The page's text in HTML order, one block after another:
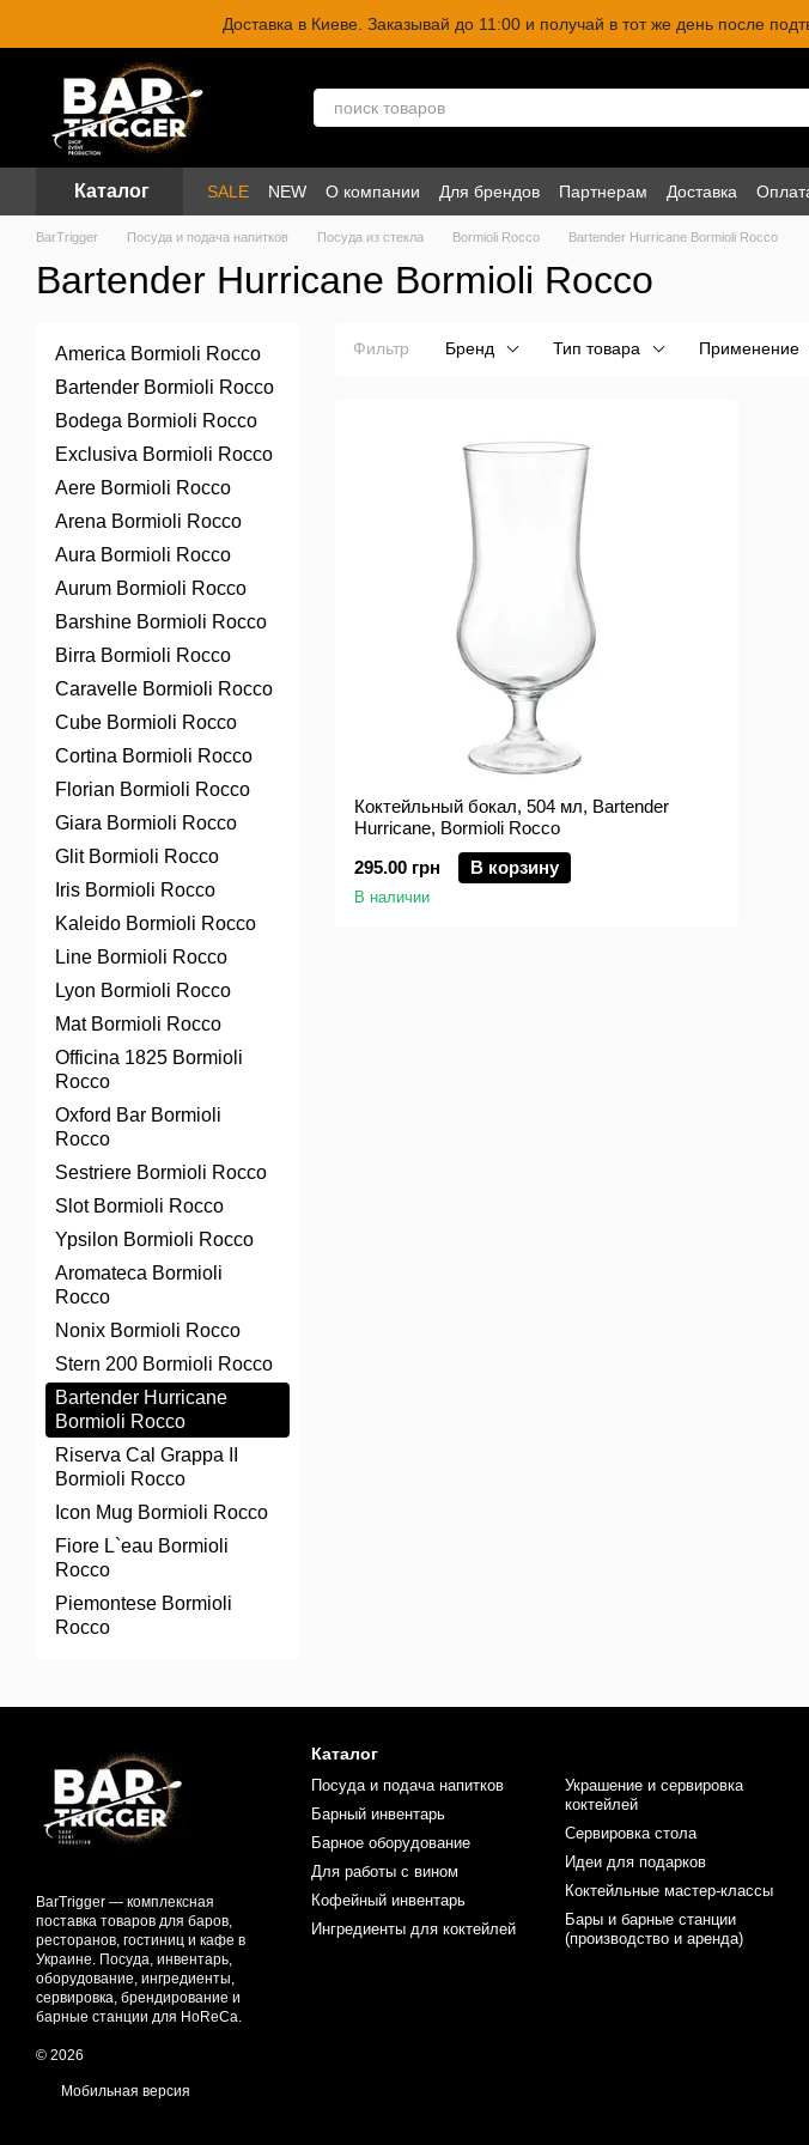
Перейти к основному контентуДоставка в Киеве. Заказывай до 11:00 и получай в тот же день после
Каталог SALE NEW О компании Для брендов Партнерам Доставка
BarTrigger Посуда и подача напитков Посуда из стекла Bormioli Rocco Bartender Hurricane Bormioli Rocco
Bartender Hurricane Bormioli Rocco
Фильтр Бренд Тип товара Применение
Коктейльный бокал, 504 мл, Bartender
Hurricane, Bormioli Rocco
295.00 грн
В корзину
В наличии
America Bormioli Rocco
Bartender Bormioli Rocco
Bodega Bormioli Rocco
Exclusiva Bormioli Rocco
Aere Bormioli Rocco
Arena Bormioli Rocco
Aura Bormioli Rocco
Aurum Bormioli Rocco
Barshine Bormioli Rocco
Birra Bormioli Rocco
Caravelle Bormioli Rocco
Cube Bormioli Rocco
Cortina Bormioli Rocco
Florian Bormioli Rocco
Giara Bormioli Rocco
Glit Bormioli Rocco
Iris Bormioli Rocco
Kaleido Bormioli Rocco
Line Bormioli Rocco
Lyon Bormioli Rocco
Mat Bormioli Rocco
Officina 1825 Bormioli
Rocco
Oxford Bar Bormioli
Rocco
Sestriere Bormioli Rocco
Slot Bormioli Rocco
Ypsilon Bormioli Rocco
Aromateca Bormioli
Rocco
Nonix Bormioli Rocco
Stern 200 Bormioli Rocco
Bartender Hurricane
Bormioli Rocco
Riserva Cal Grappa II
Bormioli Rocco
Icon Mug Bormioli Rocco
Fiore L`eau Bormioli
Rocco
Piemontese Bormioli
Rocco
BarTrigger — комплексная
поставка товаров для баров,
ресторанов, гостиниц и кафе в
Украине. Посуда, инвентарь,
оборудование, ингредиенты,
сервировка, брендирование и
барные станции для HoReCa.
© 2026
Мобильная версия
Каталог
Посуда и подача напитков
Барный инвентарь
Барное оборудование
Для работы с вином
Кофейный инвентарь
Ингредиенты для коктейлей
Украшение и сервировка
коктейлей
Сервировка стола
Идеи для подарков
Коктейльные мастер-классы
Бары и барные станции
(производство и аренда)